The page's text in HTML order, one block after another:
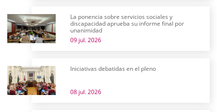
La ponencia sobre servicios sociales y
discapacidad aprueba su informe final por
unanimidad
09 jul. 2026
Iniciativas debatidas en el pleno
08 jul. 2026